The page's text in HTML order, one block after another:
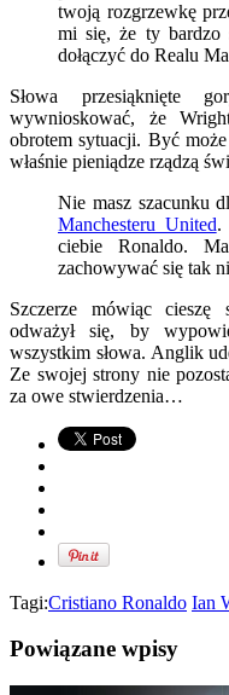
twoją rozgrzewkę
mi się, że ty bardzo
dołączyć do Realu
Słowa przesiąknięte
wywnioskować, że
obrotem sytuacji. Być
właśnie pieniądze rządzą
Nie masz szacunku
Manchesteru United.
ciebie Ronaldo.
zachowywać się tak
Szczerze mówiąc cieszę
odważył się, by
wszystkim słowa. Anglik
Ze swojej strony nie
za owe stwierdzenia…
Tagi:Cristiano Ronaldo Ian
Powiązane wpisy